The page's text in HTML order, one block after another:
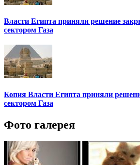
Власти Египта приняли решение
сектором Газа
Копия Власти Египта приняли
сектором Газа
Фото галерея